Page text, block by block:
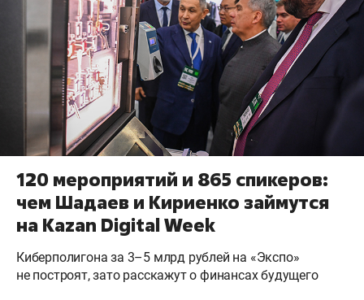
120 мероприятий и 865 спикеров:
чем Шадаев и Кириенко займутся
на Kazan Digital Week
Киберполигона за 3–5 млрд рублей на «Экспо»
не построят, зато расскажут о финансах будущего